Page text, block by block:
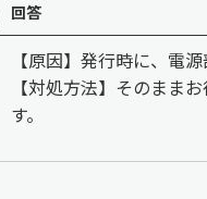
回答
【原因】発行時に、電
【対処方法】そのまま
す。